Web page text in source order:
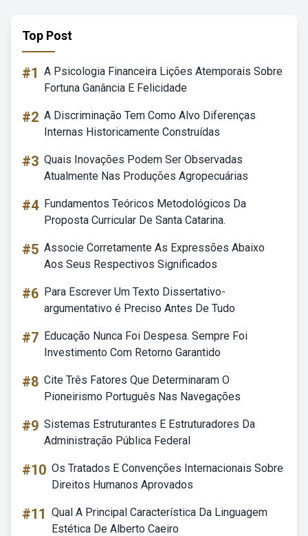
Top Post
#1 A Psicologia Financeira Lições Atemporais Sobre
Fortuna Ganância E Felicidade
#2 A Discriminação Tem Como Alvo Diferenças
Internas Historicamente Construídas
#3 Quais Inovações Podem Ser Observadas
Atualmente Nas Produções Agropecuárias
#4 Fundamentos Teóricos Metodológicos Da
Proposta Curricular De Santa Catarina.
#5 Associe Corretamente As Expressões Abaixo
Aos Seus Respectivos Significados
#6 Para Escrever Um Texto Dissertativo-
argumentativo é Preciso Antes De Tudo
#7 Educação Nunca Foi Despesa. Sempre Foi
Investimento Com Retorno Garantido
#8 Cite Três Fatores Que Determinaram O
Pioneirismo Português Nas Navegações
#9 Sistemas Estruturantes E Estruturadores Da
Administração Pública Federal
#10 Os Tratados E Convenções Internacionais Sobre
Direitos Humanos Aprovados
#11 Qual A Principal Característica Da Linguagem
Estética De Alberto Caeiro